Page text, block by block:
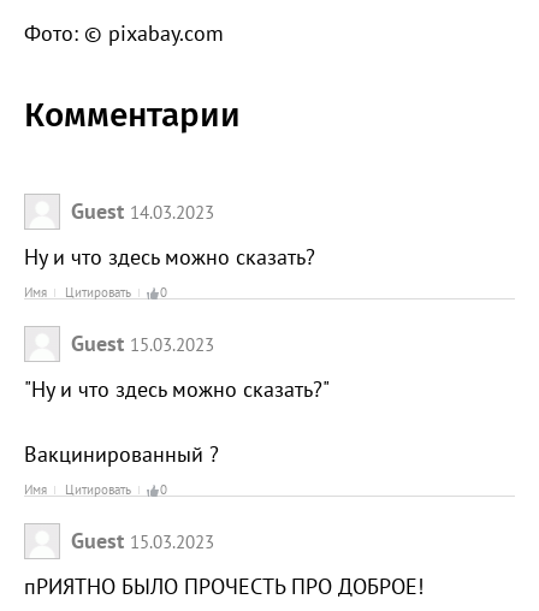
Фото: © pixabay.com
Комментарии
Guest 14.03.2023
Ну и что здесь можно сказать?
Имя Цитировать 0
Guest 15.03.2023
"Ну и что здесь можно сказать?"
Вакцинированный ?
Имя Цитировать 0
Guest 15.03.2023
пРИЯТНО БЫЛО ПРОЧЕСТЬ ПРО ДОБРОЕ!